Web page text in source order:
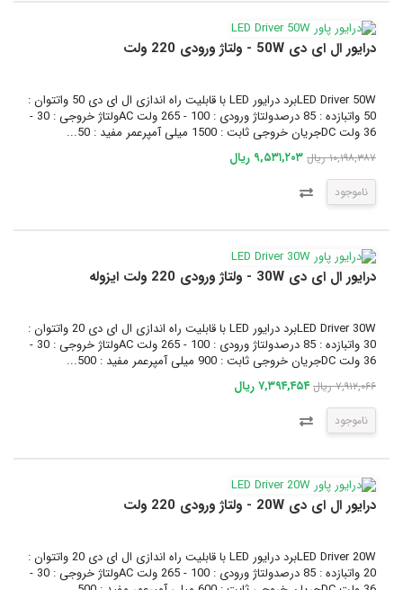
درایور ال ای دی 50W - ولتاژ ورودی 220 ولت
LED Driver 50Wبرد درایور LED با قابلیت راه اندازی ال ای دی 50 واتتوان :
50 واتبازده : 85 درصدولتاژ ورودی : 100 - 265 ولت ACولتاژ خروجی : 30 -
36 ولت DCجریان خروجی ثابت : 1500 میلی آمپرعمر مفید : 50...
۱۰,۱۹۸,۳۸۷ ریال ۹,۵۳۱,۲۰۳ ریال
ناموجود
درایور ال ای دی 30W - ولتاژ ورودی 220 ولت ایزوله
LED Driver 30Wبرد درایور LED با قابلیت راه اندازی ال ای دی 20 واتتوان :
30 واتبازده : 85 درصدولتاژ ورودی : 100 - 265 ولت ACولتاژ خروجی : 30 -
36 ولت DCجریان خروجی ثابت : 900 میلی آمپرعمر مفید : 500...
۷,۹۱۲,۰۶۶ ریال ۷,۳۹۴,۴۵۴ ریال
ناموجود
درایور ال ای دی 20W - ولتاژ ورودی 220 ولت
LED Driver 20Wبرد درایور LED با قابلیت راه اندازی ال ای دی 20 واتتوان :
20 واتبازده : 85 درصدولتاژ ورودی : 100 - 265 ولت ACولتاژ خروجی : 30 -